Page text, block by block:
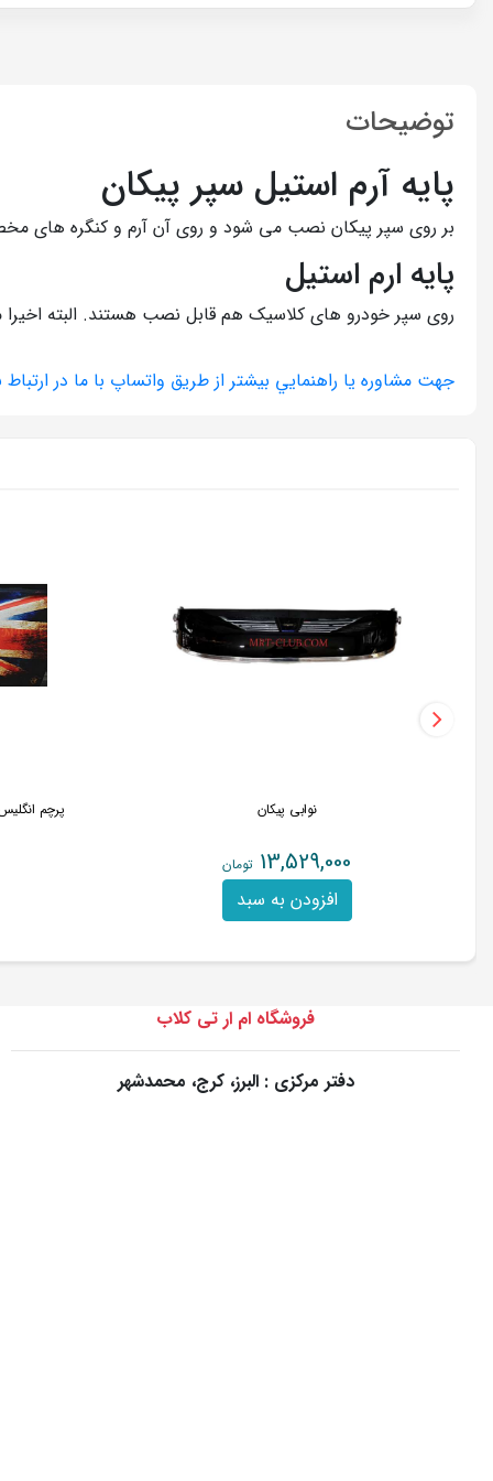
توضیحات
پایه آرم استیل سپر پیکان
بر روی سپر پیکان نصب می شود و روی آن آرم و کنگره های
پایه ارم استیل
روی سپر خودرو های کلاسیک هم قابل نصب هستند. البته اخیرا
جهت مشاوره يا راهنمايي بيشتر از طريق واتساپ با ما در ارتباط
نوابی پیکان
13,529,000 تومان
افزودن به سبد
پرچم
فروشگاه ام ار تی کلاب
دفتر مرکزی : البرز، کرج، محمدشهر